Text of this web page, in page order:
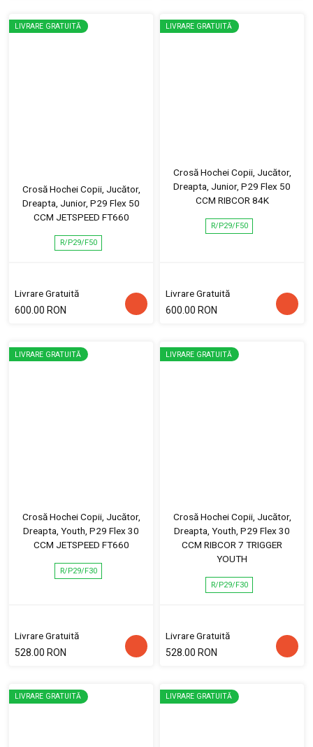
LIVRARE GRATUITĂ
Crosă Hochei Copii, Jucător,
Dreapta, Junior, P29 Flex 50
CCM JETSPEED FT660
R/P29/F50
Livrare Gratuită
600.00 RON
LIVRARE GRATUITĂ
Crosă Hochei Copii, Jucător,
Dreapta, Junior, P29 Flex 50
CCM RIBCOR 84K
R/P29/F50
Livrare Gratuită
600.00 RON
LIVRARE GRATUITĂ
Crosă Hochei Copii, Jucător,
Dreapta, Youth, P29 Flex 30
CCM JETSPEED FT660
R/P29/F30
Livrare Gratuită
528.00 RON
LIVRARE GRATUITĂ
Crosă Hochei Copii, Jucător,
Dreapta, Youth, P29 Flex 30
CCM RIBCOR 7 TRIGGER
YOUTH
R/P29/F30
Livrare Gratuită
528.00 RON
LIVRARE GRATUITĂ LIVRARE GRATUITĂ